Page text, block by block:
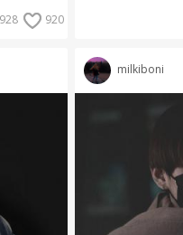
920
milkiboni